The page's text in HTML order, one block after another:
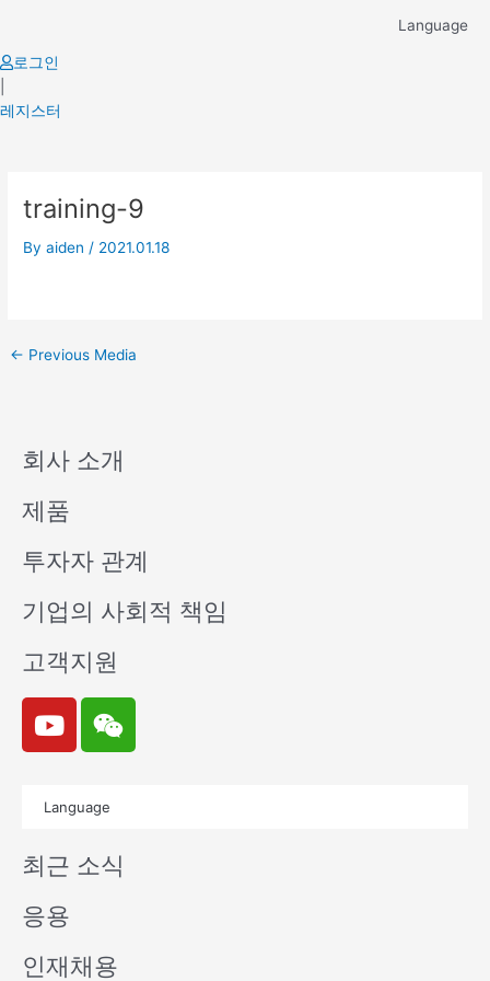
content
Language
로그인
레지스터
training-9
Byaiden / 2021.01.18
navigation
← Previous Media
회사 소개
제품
투자자 관계
기업의 사회적 책임
고객지원
Y
o
u
e
W
e
i
n
Language
최근 소식
응용
인재채용